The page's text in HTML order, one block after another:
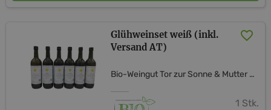
Glühweinset weiß (inkl.
Versand AT)
Bio-Weingut Tor zur Sonne & Mutter Erde Shop
1 Stk.